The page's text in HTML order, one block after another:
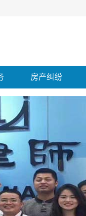
房产纠纷